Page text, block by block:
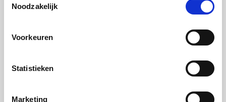
communicatie aan jouw interesses aan. We slaan je
Noodzakelijk
Voorkeuren
Statistieken
Marketing
Leverancier